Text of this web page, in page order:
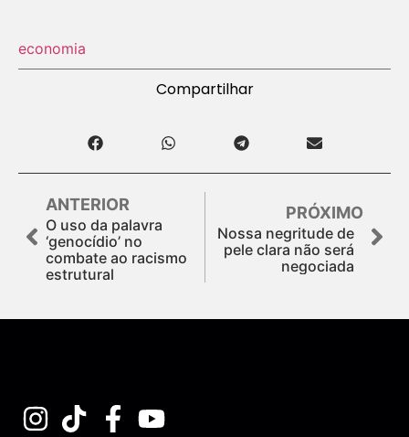
economia
Compartilhar
ANTERIOR
O uso da palavra
‘genocídio’ no
combate ao racismo
estrutural
PRÓXIMO
Nossa negritude de
pele clara não será
negociada